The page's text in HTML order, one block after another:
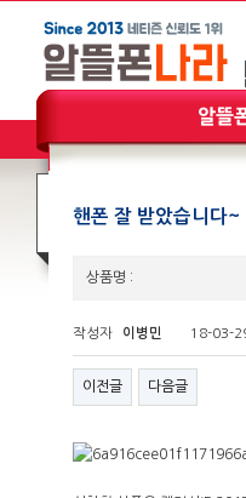
핸폰 잘 받았습니다~
상품명 :
작성자 이병민 18-03-
이전글 다음글